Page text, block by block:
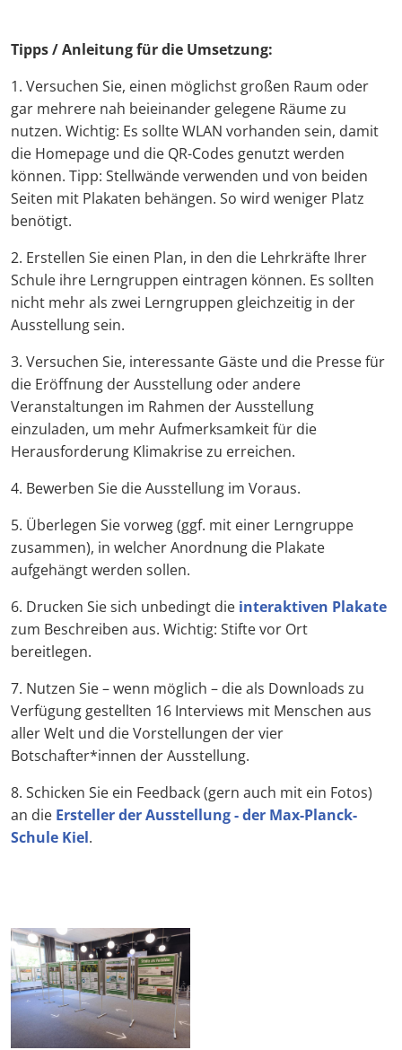
Tipps / Anleitung für die Umsetzung:
1. Versuchen Sie, einen möglichst großen Raum oder
gar mehrere nah beieinander gelegene Räume zu
nutzen. Wichtig: Es sollte WLAN vorhanden sein, damit
die Homepage und die QR-Codes genutzt werden
können. Tipp: Stellwände verwenden und von beiden
Seiten mit Plakaten behängen. So wird weniger Platz
benötigt.
2. Erstellen Sie einen Plan, in den die Lehrkräfte Ihrer
Schule ihre Lerngruppen eintragen können. Es sollten
nicht mehr als zwei Lerngruppen gleichzeitig in der
Ausstellung sein.
3. Versuchen Sie, interessante Gäste und die Presse für
die Eröffnung der Ausstellung oder andere
Veranstaltungen im Rahmen der Ausstellung
einzuladen, um mehr Aufmerksamkeit für die
Herausforderung Klimakrise zu erreichen.
4. Bewerben Sie die Ausstellung im Voraus.
5. Überlegen Sie vorweg (ggf. mit einer Lerngruppe
zusammen), in welcher Anordnung die Plakate
aufgehängt werden sollen.
6. Drucken Sie sich unbedingt die interaktiven Plakate
zum Beschreiben aus. Wichtig: Stifte vor Ort
bereitlegen.
7. Nutzen Sie – wenn möglich – die als Downloads zu
Verfügung gestellten 16 Interviews mit Menschen aus
aller Welt und die Vorstellungen der vier
Botschafter*innen der Ausstellung.
8. Schicken Sie ein Feedback (gern auch mit ein Fotos)
an die Ersteller der Ausstellung - der Max-Planck-
Schule Kiel.